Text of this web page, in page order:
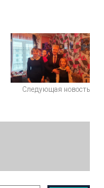
Следующая новость